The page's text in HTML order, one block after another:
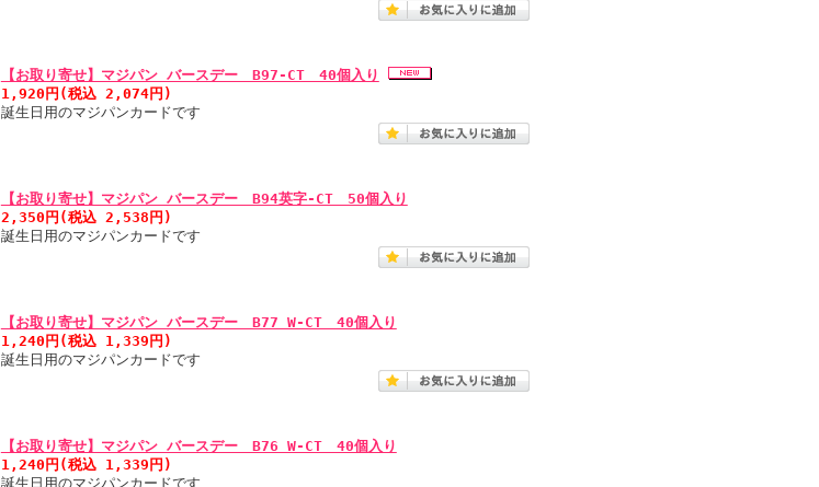
【お取り寄せ】マジパン バースデー B97-CT 40個入り
1,920円(税込 2,074円)
誕生日用のマジパンカードです
【お取り寄せ】マジパン バースデー B94英字-CT 50個入り
2,350円(税込 2,538円)
誕生日用のマジパンカードです
【お取り寄せ】マジパン バースデー B77 W-CT 40個入り
1,240円(税込 1,339円)
誕生日用のマジパンカードです
【お取り寄せ】マジパン バースデー B76 W-CT 40個入り
1,240円(税込 1,339円)
誕生日用のマジパンカードです